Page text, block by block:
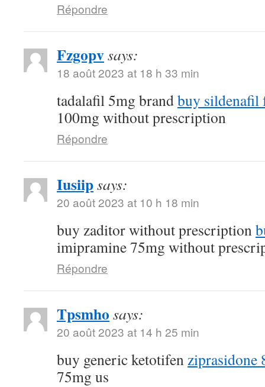
Répondre
Fzgopvsays:
18 août 2023 at 18 h 33 min
tadalafil 5mg brandbuy sildenafil
100mg without prescription
Répondre
Iusiipsays:
20 août 2023 at 10 h 18 min
buy zaditor without prescription
imipramine 75mg without
Répondre
Tpsmho says:
20 août 2023 at 14 h 25 min
buy generic ketotifenziprasidone
75mg us